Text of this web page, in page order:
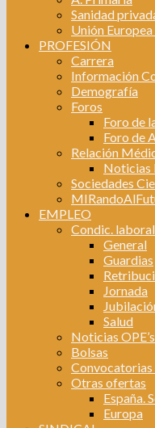
Sanidad
Unión Europea
PROFESIÓN
Carrera
Información
Demografía
Foros
Foro de
Foro de
Relación
Noticias
Sociedades
EMPLEO
Condic.
General
Guardias
Jornada
Salud
Noticias
Bolsas
Convocatorias
Otras ofertas
España.
Europa